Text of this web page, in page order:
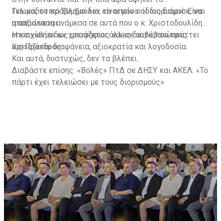
Γνωμοδοτικό Συμβούλιο, το οποίο ο ίδιος διόρισε, να
απαξιώνεται.
Τελικά, το πρόβλημα δεν είναι μόνο οι διορισμοί. Είναι
η απόσταση ανάμεσα σε αυτά που ο κ. Χριστοδουλίδης
υποσχέθηκε ως υποψήφιος και σε αυτά που πράττει
ως Πρόεδρος.
Η κοινωνία δεν χρειάζεται άλλες διαβεβαιώσεις.
Χρειάζεται διαφάνεια, αξιοκρατία και λογοδοσία.
Και αυτά, δυστυχώς, δεν τα βλέπει.
Διαβάστε επίσης: «Βολές» ΠτΔ σε ΔΗΣΥ και ΑΚΕΛ: «Το
πάρτι έχει τελειώσει με τους διορισμούς»